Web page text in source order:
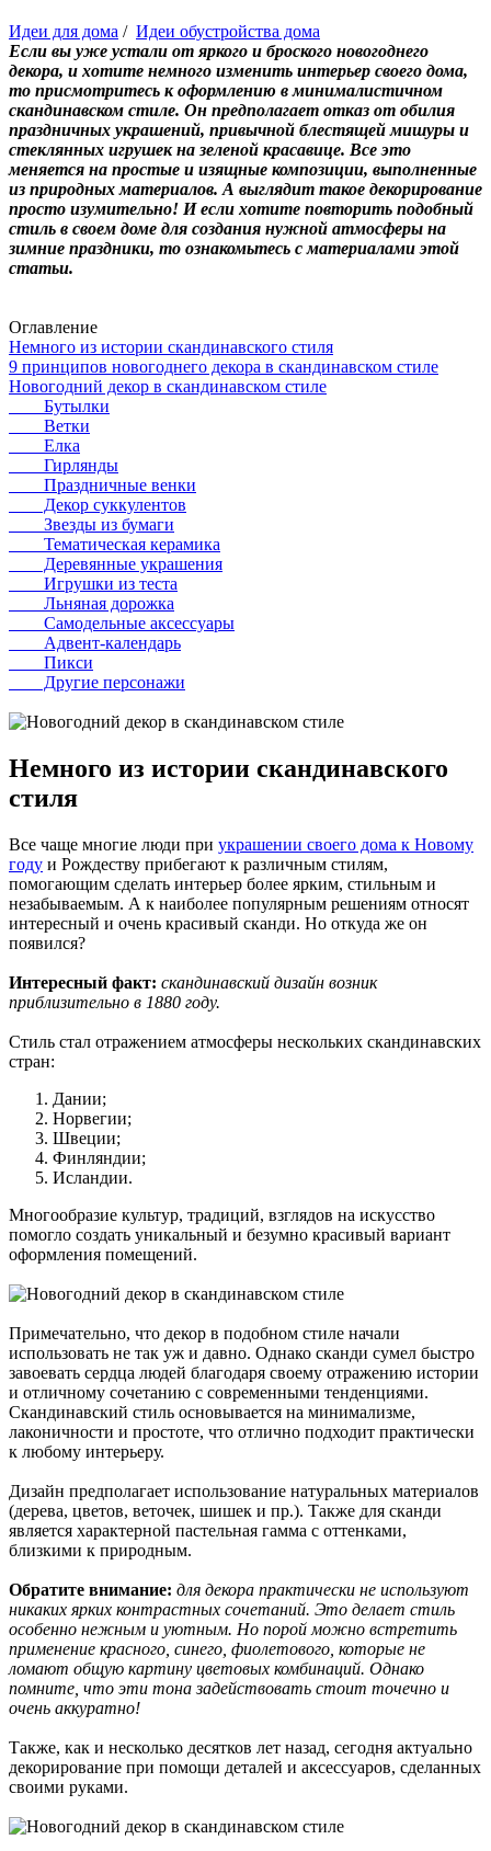
Идеи для дома / Идеи обустройства дома
Если вы уже устали от яркого и броского новогоднего
декора, и хотите немного изменить интерьер своего дома,
то присмотритесь к оформлению в минималистичном
скандинавском стиле. Он предполагает отказ от обилия
праздничных украшений, привычной блестящей мишуры и
стеклянных игрушек на зеленой красавице. Все это
меняется на простые и изящные композиции, выполненные
из природных материалов. А выглядит такое декорирование
просто изумительно! И если хотите повторить подобный
стиль в своем доме для создания нужной атмосферы на
зимние праздники, то ознакомьтесь с материалами этой
статьи.
Оглавление
Немного из истории скандинавского стиля
9 принципов новогоднего декора в скандинавском стиле
Новогодний декор в скандинавском стиле
Бутылки
Ветки
Елка
Гирлянды
Праздничные венки
Декор суккулентов
Звезды из бумаги
Тематическая керамика
Деревянные украшения
Игрушки из теста
Льняная дорожка
Самодельные аксессуары
Адвент-календарь
Пикси
Другие персонажи
Немного из истории скандинавского
стиля
Все чаще многие люди при украшении своего дома к Новому
году и Рождеству прибегают к различным стилям,
помогающим сделать интерьер более ярким, стильным и
незабываемым. А к наиболее популярным решениям относят
интересный и очень красивый сканди. Но откуда же он
появился?
Интересный факт: скандинавский дизайн возник
приблизительно в 1880 году.
Стиль стал отражением атмосферы нескольких скандинавских
стран:
Дании;
Норвегии;
Швеции;
Финляндии;
Исландии.
Многообразие культур, традиций, взглядов на искусство
помогло создать уникальный и безумно красивый вариант
оформления помещений.
Примечательно, что декор в подобном стиле начали
использовать не так уж и давно. Однако сканди сумел быстро
завоевать сердца людей благодаря своему отражению истории
и отличному сочетанию с современными тенденциями.
Скандинавский стиль основывается на минимализме,
лаконичности и простоте, что отлично подходит практически
к любому интерьеру.
Дизайн предполагает использование натуральных материалов
(дерева, цветов, веточек, шишек и пр.). Также для сканди
является характерной пастельная гамма с оттенками,
близкими к природным.
Обратите внимание: для декора практически не используют
никаких ярких контрастных сочетаний. Это делает стиль
особенно нежным и уютным. Но порой можно встретить
применение красного, синего, фиолетового, которые не
ломают общую картину цветовых комбинаций. Однако
помните, что эти тона задействовать стоит точечно и
очень аккуратно!
Также, как и несколько десятков лет назад, сегодня актуально
декорирование при помощи деталей и аксессуаров, сделанных
своими руками.